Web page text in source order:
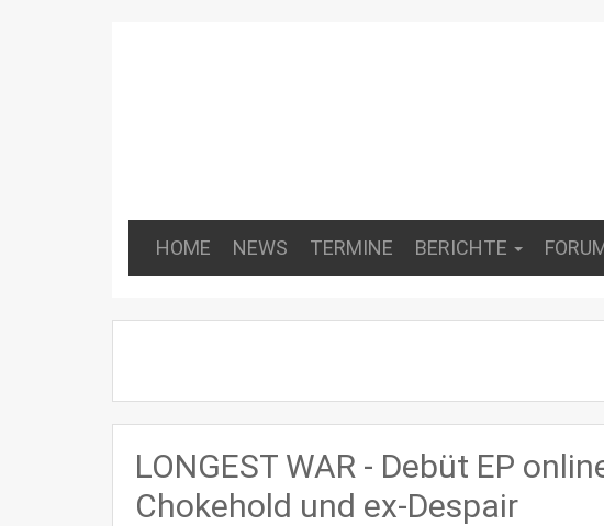
HOME NEWS TERMINE BERICHTE
LONGEST WAR - Debüt EP
Chokehold und ex-Despair